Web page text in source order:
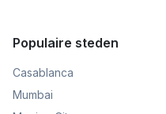
Populaire steden
Casablanca
Mumbai